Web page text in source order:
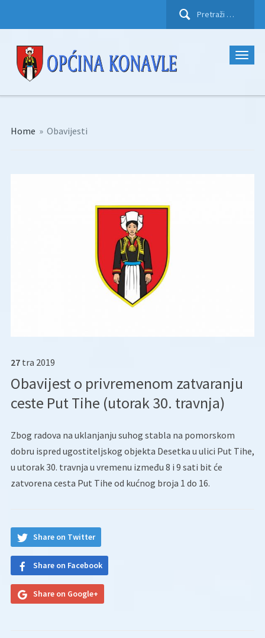
Pretraži:
Home » Obavijesti
27 tra 2019
Obavijest o privremenom zatvaranju
ceste Put Tihe (utorak 30. travnja)
Zbog radova na uklanjanju suhog stabla na pomorskom
dobru ispred ugostiteljskog objekta Desetka u ulici Put Tihe,
u utorak 30. travnja u vremenu između 8 i 9 sati bit će
zatvorena cesta Put Tihe od kućnog broja 1 do 16.
Share on Twitter
Share on Facebook
Share on Google+